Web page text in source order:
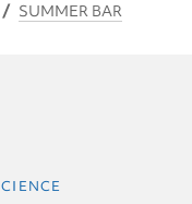
SUMMER BAR